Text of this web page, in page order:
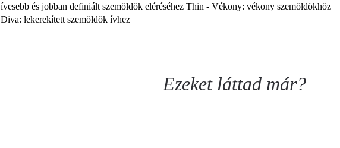
ívesebb és jobban definiált szemöldök eléréséhez Thin - Vékony: vékony szemöldökhöz
Diva: lekerekített szemöldök ívhez
Ezeket láttad már?